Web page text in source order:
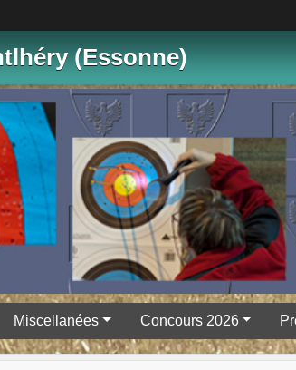
(Essonne)
Miscellanées Concours 2026